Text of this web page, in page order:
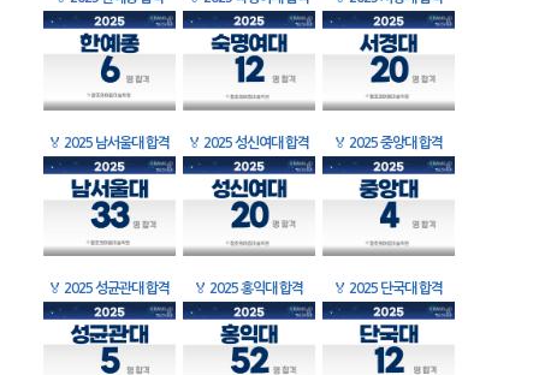
🏅 2025 남서울대 합격 🏅 2025 성신여대 합격 🏅 2025 중앙대 합격
🏅 2025 성균관대 합격 🏅 2025 홍익대 합격 🏅 2025 단국대 합격